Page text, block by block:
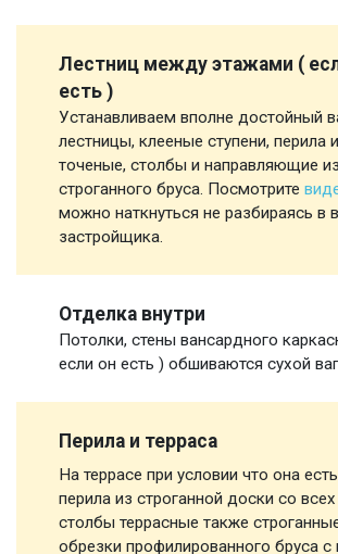
Лестниц между этажами (
есть )
Устанавливаем вполне достойный
лестницы, клееные ступени, перила
точеные, столбы и направляющие из
строганного бруса. Посмотрите
можно наткнуться не разбираясь в
застройщика.
Отделка внутри
Потолки, стены вансардного
если он есть ) обшиваются сухой
Перила и терраса
На террасе при условии что она
перила из строганной доски со
столбы террасные также
обрезки профилированного бруса